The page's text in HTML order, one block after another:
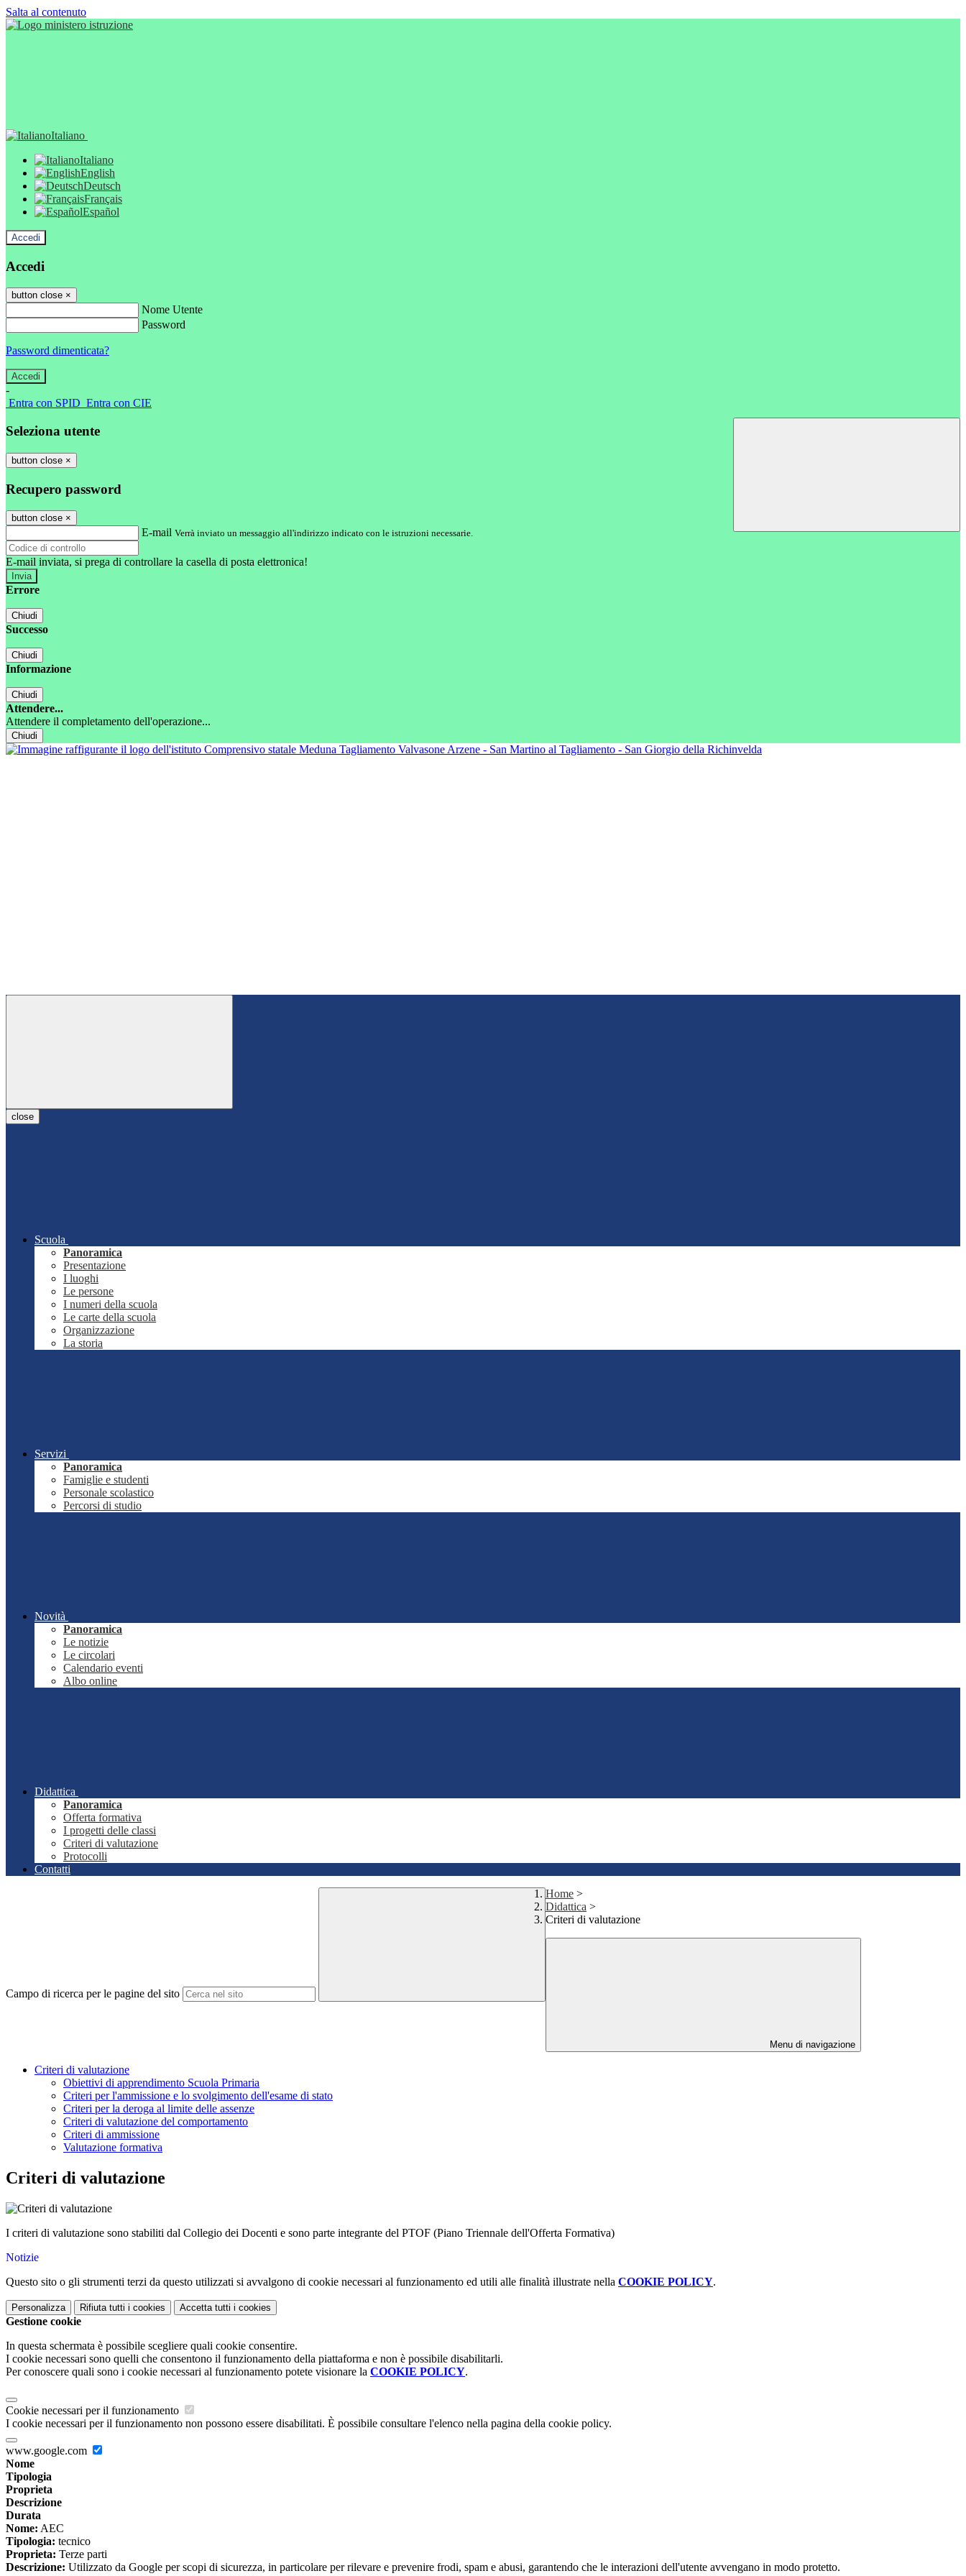
Salta al contenuto
Italiano
Italiano
English
Deutsch
Français
Español
Accedi
Accedi
button close ×
Nome Utente
Password
Password dimenticata?
-
Entra con SPID Entra con CIE
Seleziona utente
button close ×
Recupero password
button close ×
E-mail Verrà inviato un messaggio all'indirizzo indicato con le istruzioni necessarie.
E-mail inviata, si prega di controllare la casella di posta elettronica!
Errore
Chiudi
Successo
Chiudi
Informazione
Chiudi
Attendere...
Attendere il completamento dell'operazione...
Chiudi
close
Scuola
Panoramica
Presentazione
I luoghi
Le persone
I numeri della scuola
Le carte della scuola
Organizzazione
La storia
Servizi
Panoramica
Famiglie e studenti
Personale scolastico
Percorsi di studio
Novità
Panoramica
Le notizie
Le circolari
Calendario eventi
Albo online
Didattica
Panoramica
Offerta formativa
I progetti delle classi
Criteri di valutazione
Protocolli
Contatti
Campo di ricerca per le pagine del sito
Home >
Didattica >
Criteri di valutazione
Menu di navigazione
Criteri di valutazione
Obiettivi di apprendimento Scuola Primaria
Criteri per l'ammissione e lo svolgimento dell'esame di stato
Criteri per la deroga al limite delle assenze
Criteri di valutazione del comportamento
Criteri di ammissione
Valutazione formativa
Criteri di valutazione
I criteri di valutazione sono stabiliti dal Collegio dei Docenti e sono parte integrante del PTOF (Piano Triennale dell'Offerta Formativa)
Notizie
Questo sito o gli strumenti terzi da questo utilizzati si avvalgono di cookie necessari al funzionamento ed utili alle finalità illustrate nella COOKIE POLICY.
Personalizza Rifiuta tutti i cookies Accetta tutti i cookies
Gestione cookie
In questa schermata è possibile scegliere quali cookie consentire.
I cookie necessari sono quelli che consentono il funzionamento della piattaforma e non è possibile disabilitarli.
Per conoscere quali sono i cookie necessari al funzionamento potete visionare la COOKIE POLICY.
Cookie necessari per il funzionamento
I cookie necessari per il funzionamento non possono essere disabilitati. È possibile consultare l'elenco nella pagina della cookie policy.
www.google.com
Nome
Tipologia
Proprieta
Descrizione
Durata
Nome: AEC
Tipologia: tecnico
Proprieta: Terze parti
Descrizione: Utilizzato da Google per scopi di sicurezza, in particolare per rilevare e prevenire frodi, spam e abusi, garantendo che le interazioni dell'utente avvengano in modo protetto.